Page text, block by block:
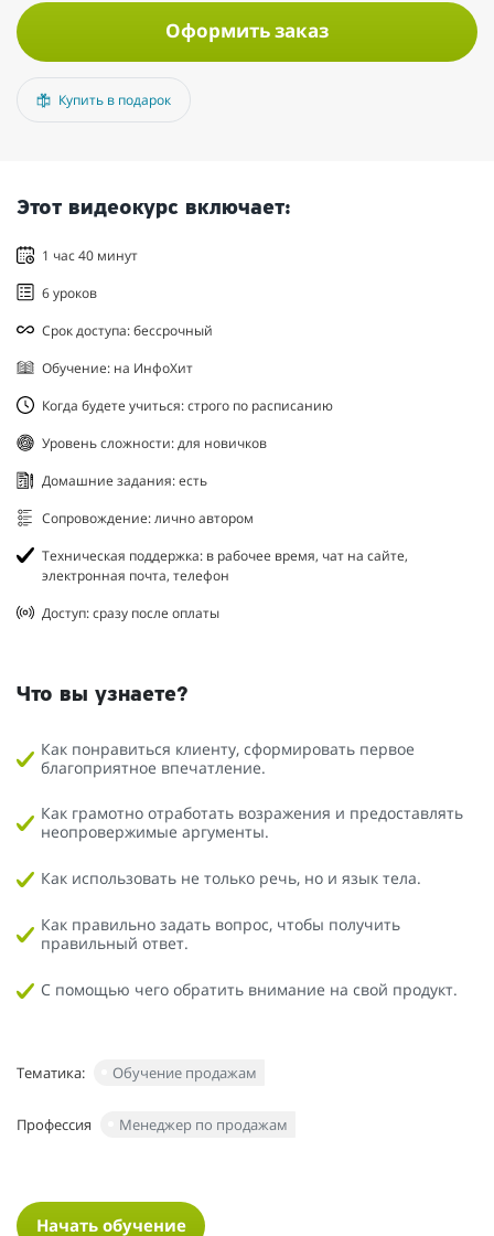
Оформить заказ
Купить в подарок
Этот видеокурс включает:
1 час 40 минут
6 уроков
Срок доступа: бессрочный
Обучение: на ИнфоХит
Когда будете учиться: строго по расписанию
Уровень сложности: для новичков
Домашние задания: есть
Сопровождение: лично автором
Техническая поддержка: в рабочее время, чат на сайте,
электронная почта, телефон
Доступ: сразу после оплаты
Что вы узнаете?
Как понравиться клиенту, сформировать первое
благоприятное впечатление.
Как грамотно отработать возражения и предоставлять
неопровержимые аргументы.
Как использовать не только речь, но и язык тела.
Как правильно задать вопрос, чтобы получить
правильный ответ.
С помощью чего обратить внимание на свой продукт.
Тематика: Обучение продажам
Профессия Менеджер по продажам
Начать обучение